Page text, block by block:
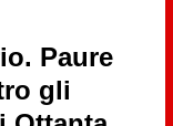
Paure
gli